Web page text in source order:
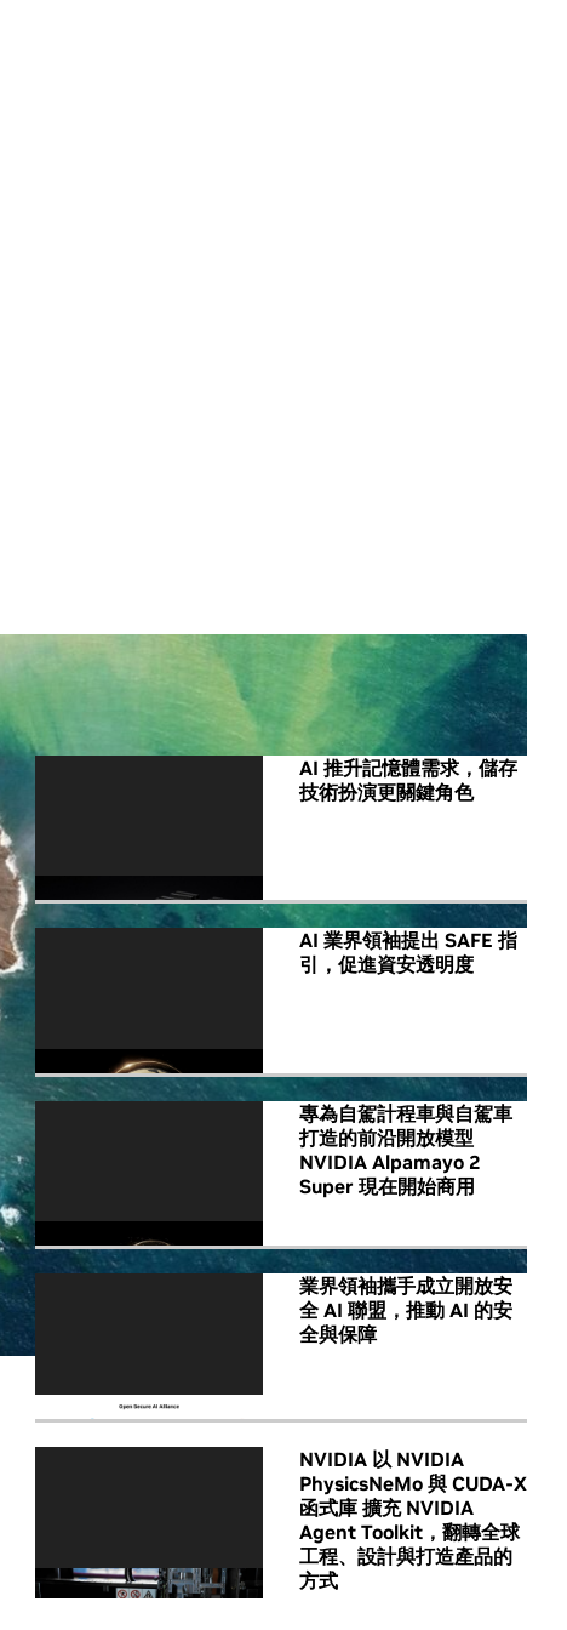
All NVIDIA News
AI 推升記憶體需求，儲存
技術扮演更關鍵角色
AI 業界領袖提出 SAFE 指
引，促進資安透明度
專為自駕計程車與自駕車
打造的前沿開放模型
NVIDIA Alpamayo 2
Super 現在開始商用
業界領袖攜手成立開放安
全 AI 聯盟，推動 AI 的安
全與保障
NVIDIA 以 NVIDIA
PhysicsNeMo 與 CUDA-X
函式庫 擴充 NVIDIA
Agent Toolkit，翻轉全球
工程、設計與打造產品的
方式